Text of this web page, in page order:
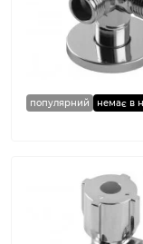
популярний немає в